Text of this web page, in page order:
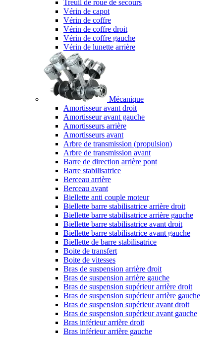
Treuil de roue de secours
Vérin de capot
Vérin de coffre
Vérin de coffre droit
Vérin de coffre gauche
Vérin de lunette arrière
Mécanique
Amortisseur avant droit
Amortisseur avant gauche
Amortisseurs arrière
Amortisseurs avant
Arbre de transmission (propulsion)
Arbre de transmission avant
Barre de direction arrière pont
Barre stabilisatrice
Berceau arrière
Berceau avant
Biellette anti couple moteur
Biellette barre stabilisatrice arrière droit
Biellette barre stabilisatrice arrière gauche
Biellette barre stabilisatrice avant droit
Biellette barre stabilisatrice avant gauche
Biellette de barre stabilisatrice
Boite de transfert
Boite de vitesses
Bras de suspension arrière droit
Bras de suspension arrière gauche
Bras de suspension supérieur arrière droit
Bras de suspension supérieur arrière gauche
Bras de suspension supérieur avant droit
Bras de suspension supérieur avant gauche
Bras inférieur arrière droit
Bras inférieur arrière gauche